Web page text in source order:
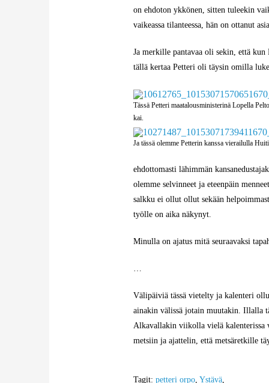
on ehdoton ykkönen, sitten tuleekin
vaikeassa tilanteessa, hän on ottanut
Ja merkille pantavaa oli sekin, että
tällä kertaa Petteri oli täysin omilla
Tässä Petteri maatalousministerinä Lopella
kai.
Ja tässä olemme Petterin kanssa vierailulla
ehdottomasti lähimmän
olemme selvinneet ja eteenpäin
salkku ei ollut ollut sekään
työlle on aika näkynyt.
Minulla on ajatus mitä seuraavaksi
…
Välipäiviä tässä vietelty ja kalenteri
ainakin välissä jotain muutakin. Illalla
Alkavallakin viikolla vielä kalenterissa
metsiin ja ajattelin, että metsäretkille
Tagit: petteri orpo, Ystävä,